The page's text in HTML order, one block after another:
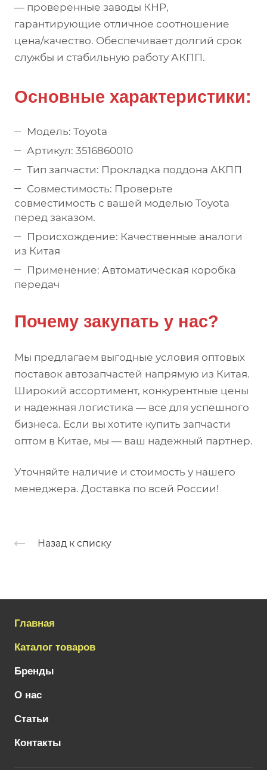
— проверенные заводы КНР,
гарантирующие отличное соотношение
цена/качество. Обеспечивает долгий срок
службы и стабильную работу АКПП.
Основные характеристики:
Модель: Toyota
Артикул: 3516860010
Тип запчасти: Прокладка поддона АКПП
Совместимость: Проверьте
совместимость с вашей моделью Toyota
перед заказом.
Происхождение: Качественные аналоги
из Китая
Применение: Автоматическая коробка
передач
Почему закупать у нас?
Мы предлагаем выгодные условия оптовых
поставок автозапчастей напрямую из Китая.
Широкий ассортимент, конкурентные цены
и надежная логистика — все для успешного
бизнеса. Если вы хотите купить запчасти
оптом в Китае, мы — ваш надежный партнер.
Уточняйте наличие и стоимость у нашего
менеджера. Доставка по всей России!
Назад к списку
Главная
Каталог товаров
Бренды
О нас
Статьи
Контакты